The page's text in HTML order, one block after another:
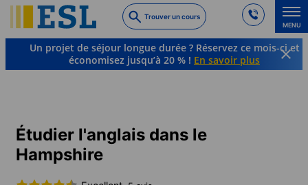
to
main
content
Trouver un cours
MENU
Un projet de séjour longue durée ? Réservez ce mois-ci et
économisez jusqu’à 20 % ! En savoir plus
Étudier l'anglais dans le
Hampshire